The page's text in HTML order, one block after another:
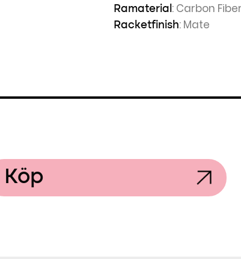
Ramaterial : Carbon
Racketfinish: Mate
Köp